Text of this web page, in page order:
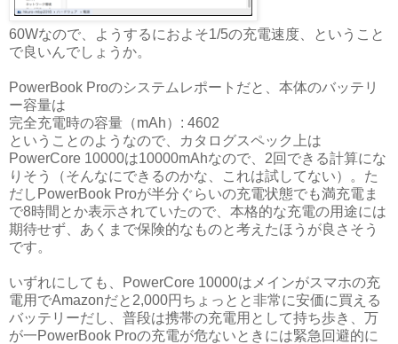
60Wなので、ようするにおよそ1/5の充電速度、ということ
で良いんでしょうか。
PowerBook Proのシステムレポートだと、本体のバッテリ
ー容量は
完全充電時の容量（mAh）: 4602
ということのようなので、カタログスペック上は
PowerCore 10000は10000mAhなので、2回できる計算にな
りそう（そんなにできるのかな、これは試してない）。た
だしPowerBook Proが半分ぐらいの充電状態でも満充電ま
で8時間とか表示されていたので、本格的な充電の用途には
期待せず、あくまで保険的なものと考えたほうが良さそう
です。
いずれにしても、PowerCore 10000はメインがスマホの充
電用でAmazonだと2,000円ちょっとと非常に安価に買える
バッテリーだし、普段は携帯の充電用として持ち歩き、万
が一PowerBook Proの充電が危ないときには緊急回避的に